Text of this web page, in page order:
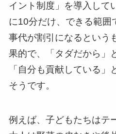
イント制度」を導入して
に10分だけ、できる範囲
事代が割引になるという
果的で、「タダだから」
「自分も貢献している」
そうです。
例えば、子どもたちはテ